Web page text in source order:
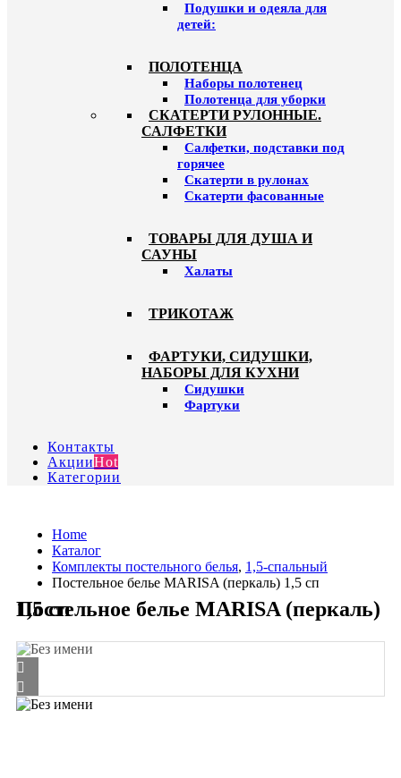
Подушки и одеяла для
детей:
ПОЛОТЕНЦА
Наборы полотенец
Полотенца для уборки
СКАТЕРТИ РУЛОННЫЕ.
САЛФЕТКИ
Салфетки, подставки под
горячее
Скатерти в рулонах
Скатерти фасованные
ТОВАРЫ ДЛЯ ДУША И
САУНЫ
Халаты
ТРИКОТАЖ
ФАРТУКИ, СИДУШКИ,
НАБОРЫ ДЛЯ КУХНИ
Сидушки
Фартуки
Контакты
АкцииHot
Категории
Home
Каталог
Комплекты постельного белья, 1,5-спальный
Постельное белье MARISA (перкаль) 1,5 сп
Постельное белье MARISA (перкаль) 1,5 сп